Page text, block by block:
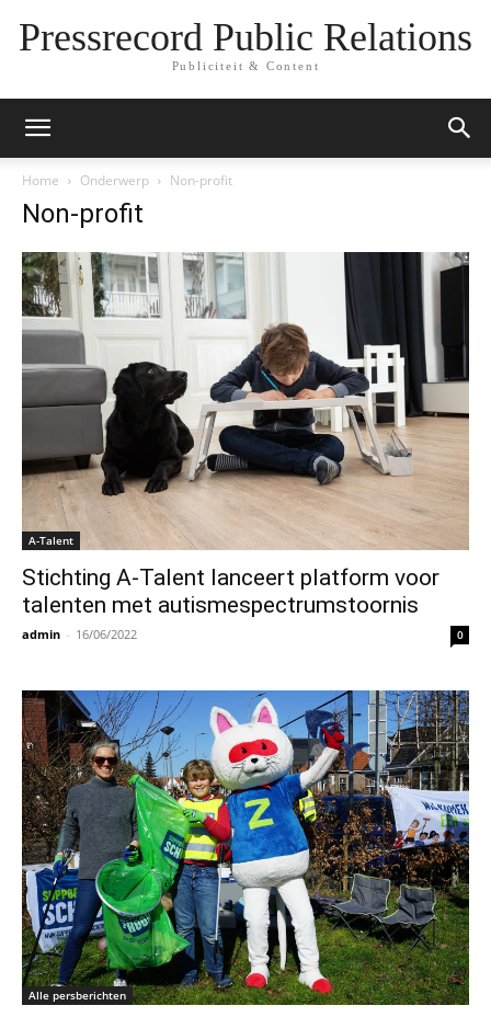
Pressrecord Public Relations
Publiciteit & Content
Home Onderwerp Non-profit
Non-profit
A-Talent
Stichting A-Talent lanceert platform voor
talenten met autismespectrumstoornis
admin - 16/06/2022 0
Alle persberichten